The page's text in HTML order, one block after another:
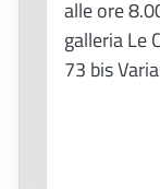
alle ore
galleria Le
73 bis